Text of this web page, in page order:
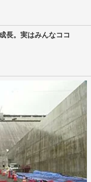
長。実はみんなココ